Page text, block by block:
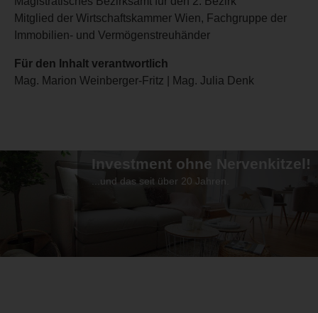
Mitglied der Wirtschaftskammer Wien, Fachgruppe der
Immobilien- und Vermögenstreuhänder
Für den Inhalt verantwortlich
Mag. Marion Weinberger-Fritz | Mag. Julia Denk
Investment ohne Nervenkitzel!
...und das seit über 20 Jahren.